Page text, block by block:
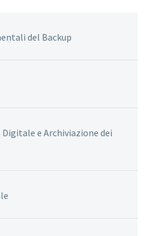
del Backup
Digitale e Archiviazione dei